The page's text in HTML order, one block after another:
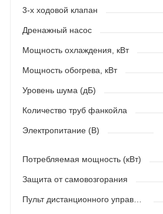
3-х ходовой клапан
Дренажный насос
Мощность охлаждения, кВт
Мощность обогрева, кВт
Уровень шума (дБ)
Количество труб фанкойла
Электропитание (В)
Потребляемая мощность (кВт)
Защита от самовозгорания
Пульт дистанционного управления